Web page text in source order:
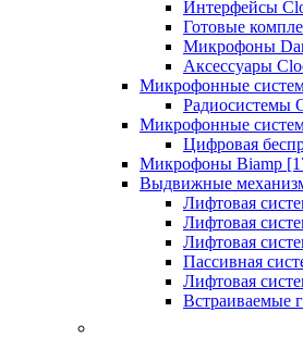
Интерфейсы
Готовые
Микрофоны
Аксессуары
Микрофонные
Радиосистемы
Микрофонные
Цифровая
Микрофоны Biamp
Выдвижные
Лифтовая
Лифтовая
Лифтовая
Пассивная
Лифтовая
Встраиваемые